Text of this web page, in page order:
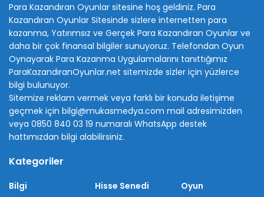
Para Kazandıran Oyunlar sitesine hoş geldiniz. Para
Kazandıran Oyunlar Sitesinde sizlere internetten para
kazanma, Yatırımsız ve Gerçek Para Kazandıran Oyunlar ve
daha bir çok finansal bilgiler sunuyoruz. Telefondan Oyun
Oynayarak Para Kazanma Uygulamalarını tanıttığımız
ParaKazandıranOyunlar.net sitemizde sizler için yüzlerce
bilgi bulunuyor.
Sitemize reklam vermek veya farklı bir konuda iletişime
geçmek için bilgi@mukasmedya.com mail adresimizden
veya 0850 840 03 19 numaralı WhatsApp destek
hattımızdan bilgi alabilirsiniz.
Kategoriler
Bilgi
Hisse Senedi
Oyun